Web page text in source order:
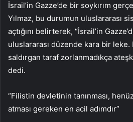
İsrail’in Gazze’de bir soykırım
Yılmaz, bu durumun uluslararası
açtığını belirterek, “İsrail’in
uluslararası düzende kara bir
saldırgan taraf zorlanmadıkça
dedi.
“Filistin devletinin tanınması,
atması gereken en acil adımdır”